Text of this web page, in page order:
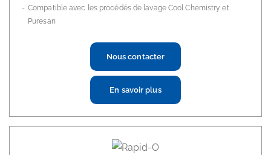
Compatible avec les procédés de lavage Cool Chemistry et
Puresan
Nous contacter
En savoir plus